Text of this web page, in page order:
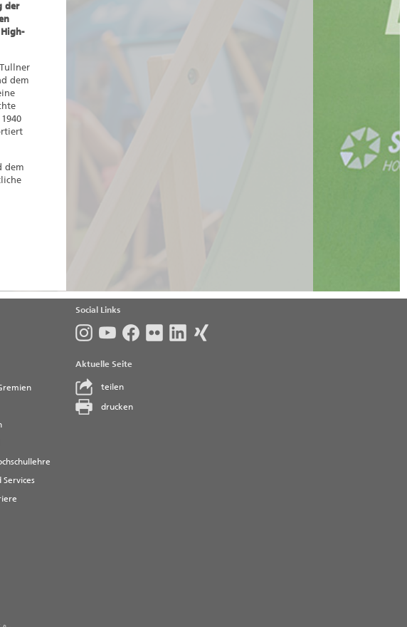
der
dem
dem
Social Links
Aktuelle Seite
teilen
drucken